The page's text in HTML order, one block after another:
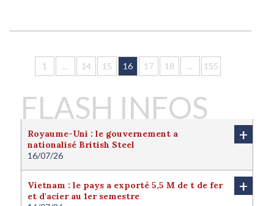
1 ... 14 15 16 17 18 ... 155
FLASH INFOS
Royaume-Uni : le gouvernement a
nationalisé British Steel
16/07/26
+
Le Royaume-Uni a nationalisé British Steel afin de
protéger l'avenir de la filière sidérurgique locale.
Londres juge cette nationalisation nécessaire pour
protéger l'intérêt national du pays. Le
Vietnam : le pays a exporté 5,5 M de t de fer
et d'acier au 1er semestre
+